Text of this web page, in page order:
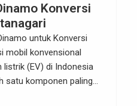
Konversi
untuk Konversi
mobil konvensional
listrik (EV) di Indonesia
satu komponen paling
dinamo atau motor